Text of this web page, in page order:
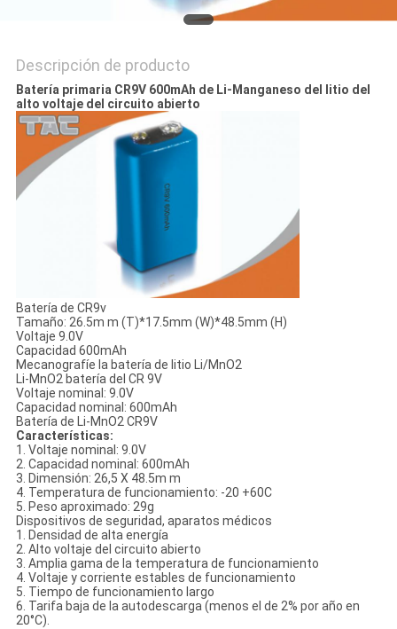
POLICY
Descripción de producto
Batería primaria CR9V 600mAh de Li-Manganeso del litio del
alto voltaje del circuito abierto
Batería de CR9v
Tamaño: 26.5m m (T)*17.5mm (W)*48.5mm (H)
Voltaje 9.0V
Capacidad 600mAh
Mecanografíe la batería de litio Li/MnO2
Li-MnO2 batería del CR 9V
Voltaje nominal: 9.0V
Capacidad nominal: 600mAh
Batería de Li-MnO2 CR9V
Características:
1. Voltaje nominal: 9.0V
2. Capacidad nominal: 600mAh
3. Dimensión: 26,5 X 48.5m m
4. Temperatura de funcionamiento: -20 +60C
5. Peso aproximado: 29g
Dispositivos de seguridad, aparatos médicos
1. Densidad de alta energía
2. Alto voltaje del circuito abierto
3. Amplia gama de la temperatura de funcionamiento
4. Voltaje y corriente estables de funcionamiento
5. Tiempo de funcionamiento largo
6. Tarifa baja de la autodescarga (menos el de 2% por año en
20°C).